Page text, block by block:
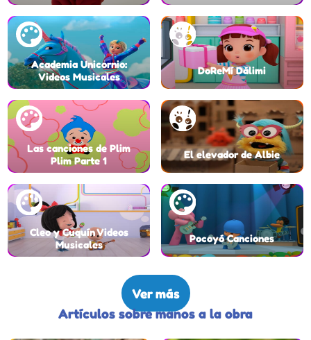
Academia Unicornio:
Videos Musicales
DoReMí Dálimi
Las canciones de Plim
Plim Parte 1
El elevador de Albie
Cleo y Cuquín Videos
Musicales
Pocoyó Canciones
Ver más
Artículos sobre manos a la obra